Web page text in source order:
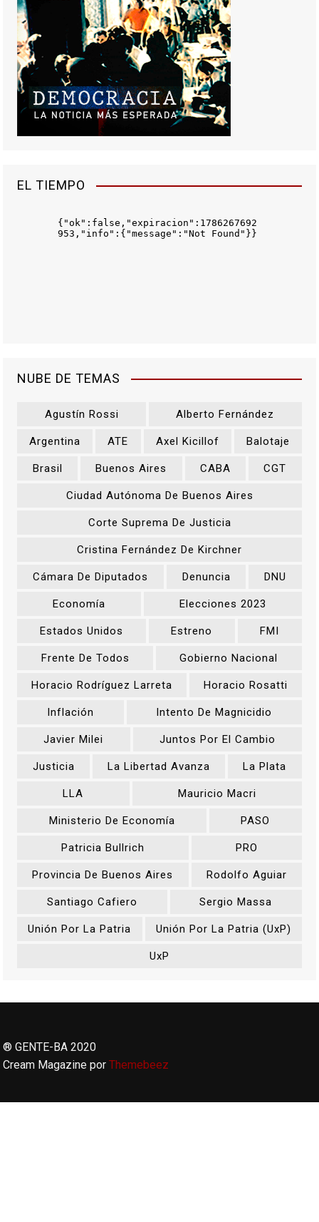
EL TIEMPO
NUBE DE TEMAS
Agustín Rossi Alberto Fernández
Argentina ATE Axel Kicillof Balotaje
Brasil Buenos Aires CABA CGT
Ciudad Autónoma De Buenos Aires
Corte Suprema De Justicia
Cristina Fernández De Kirchner
Cámara De Diputados Denuncia DNU
Economía Elecciones 2023
Estados Unidos Estreno FMI
Frente De Todos Gobierno Nacional
Horacio Rodríguez Larreta Horacio Rosatti
Inflación Intento De Magnicidio
Javier Milei Juntos Por El Cambio
Justicia La Libertad Avanza La Plata
LLA Mauricio Macri
Ministerio De Economía PASO
Patricia Bullrich PRO
Provincia De Buenos Aires Rodolfo Aguiar
Santiago Cafiero Sergio Massa
Unión Por La Patria Unión Por La Patria (UxP)
UxP
® GENTE-BA 2020
Cream Magazine porThemebeez